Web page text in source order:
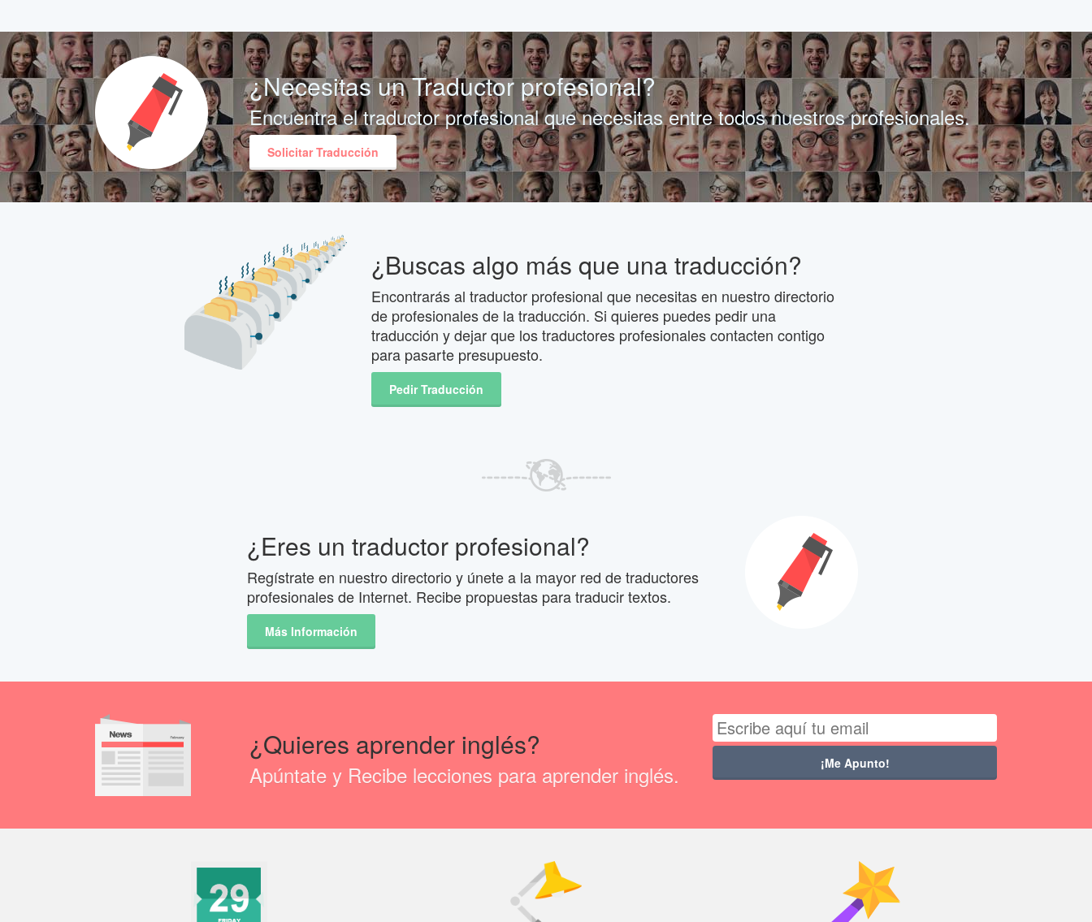
¿Necesitas un Traductor profesional?
Encuentra el traductor profesional que necesitas entre todos nuestros profesionales.
Solicitar Traducción
¿Buscas algo más que una traducción?
Encontrarás al traductor profesional que necesitas en nuestro directorio
de profesionales de la traducción. Si quieres puedes pedir una
traducción y dejar que los traductores profesionales contacten contigo
para pasarte presupuesto.
Pedir Traducción
¿Eres un traductor profesional?
Regístrate en nuestro directorio y únete a la mayor red de traductores
profesionales de Internet. Recibe propuestas para traducir textos.
Más Información
¿Quieres aprender inglés?
Apúntate y Recibe lecciones para aprender inglés.